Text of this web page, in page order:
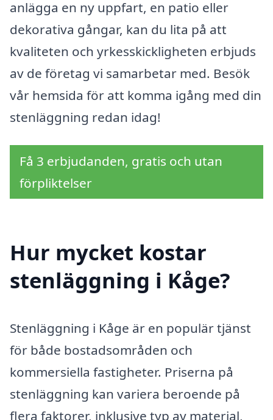
anlägga en ny uppfart, en patio eller
dekorativa gångar, kan du lita på att
kvaliteten och yrkesskickligheten erbjuds
av de företag vi samarbetar med. Besök
vår hemsida för att komma igång med din
stenläggning redan idag!
Få 3 erbjudanden, gratis och utan
förpliktelser
Hur mycket kostar
stenläggning i Kåge?
Stenläggning i Kåge är en populär tjänst
för både bostadsområden och
kommersiella fastigheter. Priserna på
stenläggning kan variera beroende på
flera faktorer, inklusive typ av material,